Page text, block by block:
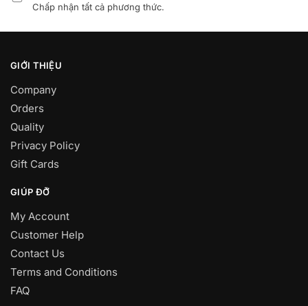
Chấp nhận tất cả phương thức.
GIỚI THIỆU
Company
Orders
Quality
Privacy Policy
Gift Cards
GIÚP ĐỠ
My Account
Customer Help
Contact Us
Terms and Conditions
FAQ